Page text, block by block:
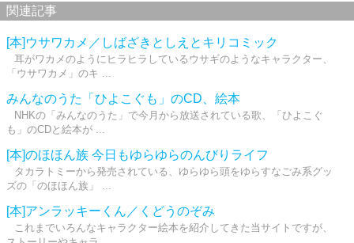
関連記事
[本]ウサワカメ／しばざきとしえとキリコミック
耳がワカメのようにヒラヒラしているウサギのようなキャラクター、
「ウサワカメ」のキ ...
みんなのうた「ひよこぐも」のCD、絵本
NHKの「みんなのうた」で今月から放送されている歌、「ひよこぐ
も」のCDと絵本が ...
[本]のほほん族 今日もゆらゆらのんびりライフ
タカラトミーから発売されている、ゆらゆら頭をゆらすなごみ系グッ
ズの「のほほん族」 ...
[本]アンラッキーくん／くどうのぞみ
これまでいろんなキャラクター絵本を紹介してきた当サイトですが、